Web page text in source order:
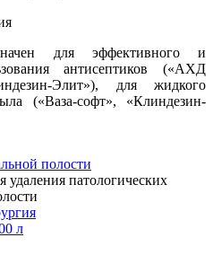
для эффективного и
антисептиков («АХД
Элит»), для жидкого
(«Ваза-софт», «Клиндезин-
полости
удаления патологических
л